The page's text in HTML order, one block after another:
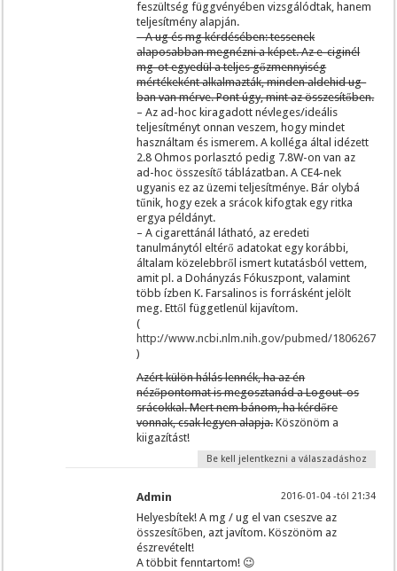
feszültség függvényében vizsgálódtak, hanem
teljesítmény alapján.
– A ug és mg kérdésében: tessenek
alaposabban megnézni a képet. Az e-ciginél
mg-ot egyedül a teljes gőzmennyiség
mértékeként alkalmazták, minden aldehid ug-
ban van mérve. Pont úgy, mint az összesítőben.
– Az ad-hoc kiragadott névleges/ideális
teljesítményt onnan veszem, hogy mindet
használtam és ismerem. A kolléga által idézett
2.8 Ohmos porlasztó pedig 7.8W-on van az
ad-hoc összesítő táblázatban. A CE4-nek
ugyanis ez az üzemi teljesítménye. Bár olybá
tűnik, hogy ezek a srácok kifogtak egy ritka
ergya példányt.
– A cigarettánál látható, az eredeti
tanulmánytól eltérő adatokat egy korábbi,
általam közelebbről ismert kutatásból vettem,
amit pl. a Dohányzás Fókuszpont, valamint
több ízben K. Farsalinos is forrásként jelölt
meg. Ettől függetlenül kijavítom.
(
http://www.ncbi.nlm.nih.gov/pubmed/18062674
)
Azért külön hálás lennék, ha az én
nézőpontomat is megosztanád a Logout-os
srácokkal. Mert nem bánom, ha kérdőre
vonnak, csak legyen alapja.Köszönöm a
kiigazítást!
Be kell jelentkezni a válaszadáshoz
Admin 2016-01-04 -tól 21:34
Helyesbítek! A mg / ug el van cseszve az
összesítőben, azt javítom. Köszönöm az
észrevételt!
A többit fenntartom! 😉